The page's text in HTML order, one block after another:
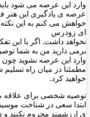
وارد این عرصه می شود
عرصه ی یادگیری این هنر
خواهش می کنم به این نکته
ای زودرس
نخواهد داشت. اگر با این
برمی دارید من به شما
وارد این عرصه نشوید
مطمئنا در میان راه تسلیم
خواهید کرد.
توصیه شخصی برای علاقه
ابتدا سعی در شناخت
ی ارزشمند محروم نکنند و